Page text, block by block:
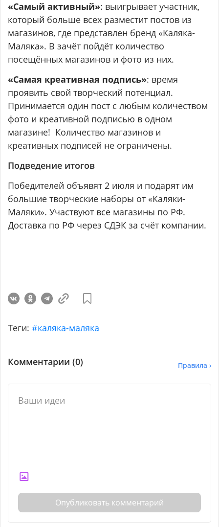
«Самый активный»: выигрывает участник,
который больше всех разместит постов из
магазинов, где представлен бренд «Каляка-
Маляка». В зачёт пойдёт количество
посещённых магазинов и фото из них.
«Самая креативная подпись»: время
проявить свой творческий потенциал.
Принимается один пост с любым количеством
фото и креативной подписью в одном
магазине! Количество магазинов и
креативных подписей не ограничены.
Подведение итогов
Победителей объявят 2 июля и подарят им
большие творческие наборы от «Каляки-
Маляки». Участвуют все магазины по РФ.
Доставка по РФ через СДЭК за счёт компании.
Теги: #каляка-маляка
Комментарии (0) Правила ›
Опубликовать комментарий